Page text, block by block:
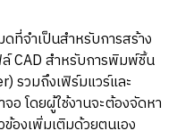
ที่จำเป็นสำหรับการสร้าง
CAD สำหรับการพิมพ์ชิ้น
รวมถึงเฟิร์มแวร์และ
อ โดยผู้ใช้งานจะต้องจัดหา
องเพิ่มเติมด้วยตนเอง